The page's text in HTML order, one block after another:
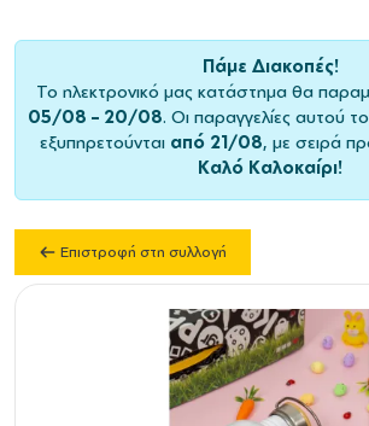
Πάμε Διακοπές!
Το ηλεκτρονικό μας κατάστημα θα
05/08 – 20/08. Οι παραγγελίες αυτού
εξυπηρετούνται από 21/08, με σειρά
Καλό Καλοκαίρι!
Επιστροφή στη συλλογή